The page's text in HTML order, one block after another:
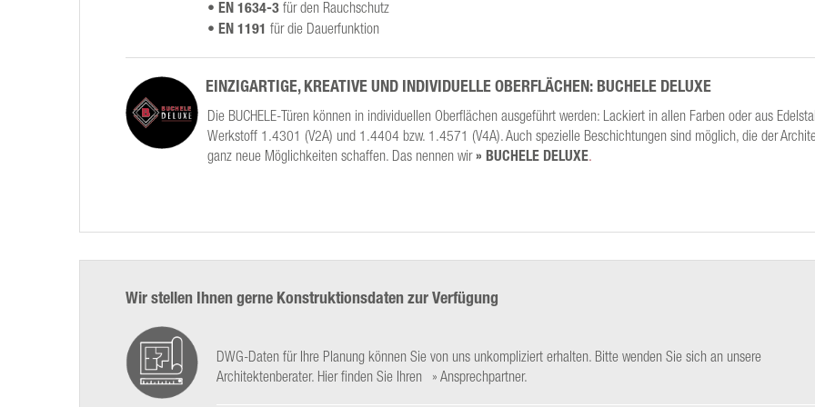
• EN 1634-3 für den Rauchschutz
• EN 1191 für die Dauerfunktion
EINZIGARTIGE, KREATIVE UND INDIVIDUELLE OBERFLÄCHEN: BUCHELE DELUXE
Die BUCHELE-Türen können in individuellen Oberflächen ausgeführt werden: Lackiert in allen Farben oder aus
Werkstoff 1.4301 (V2A) und 1.4404 bzw. 1.4571 (V4A). Auch spezielle Beschichtungen sind möglich, die der
ganz neue Möglichkeiten schaffen. Das nennen wir» BUCHELE DELUXE.
Wir stellen Ihnen gerne Konstruktionsdaten zur Verfügung
DWG-Daten für Ihre Planung können Sie von uns unkompliziert erhalten. Bitte wenden Sie sich an unsere
Architektenberater. Hier finden Sie Ihren
Ansprechpartner.